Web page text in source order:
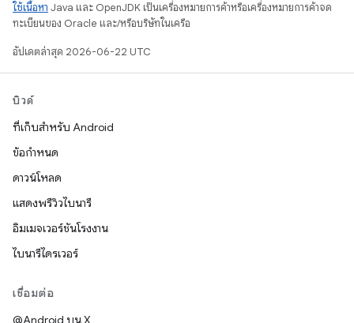
ใช้เนื้อหา Java และ OpenJDK เป็นเครื่องหมายการค้าหรือเครื่องหมายการค้าจด
ทะเบียนของ Oracle และ/หรือบริษัทในเครือ
อัปเดตล่าสุด 2026-06-22 UTC
บิวด์
ที่เก็บสำหรับ Android
ข้อกำหนด
ดาวน์โหลด
แสดงพรีวิวไบนารี
อิมเมจเวอร์ชันโรงงาน
ไบนารีไดรเวอร์
เชื่อมต่อ
@Android บน X